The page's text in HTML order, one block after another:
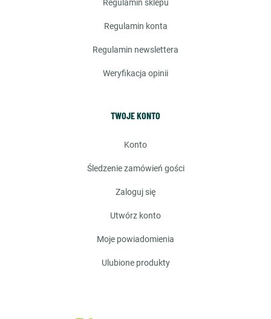
regulamin sklepu
regulamin konta
regulamin newslettera
weryfikacja opinii
TWOJE KONTO
konto
śledzenie zamówień gości
zaloguj się
utwórz konto
moje powiadomienia
ulubione produkty